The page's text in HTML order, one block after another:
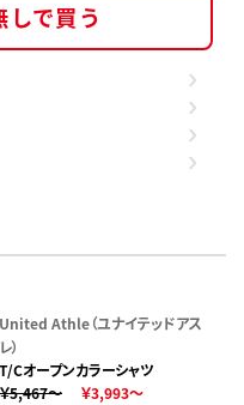
しで買う
United Athle（ユナイテッドアス
レ）
T/Cオープンカラーシャツ
￥5,467～
￥3,993～